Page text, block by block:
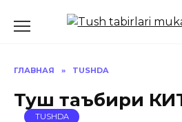
ГЛАВНАЯ » TUSHDA
Туш таъбири
TUSHDA